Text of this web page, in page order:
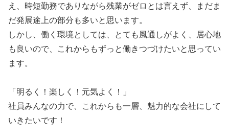
え、時短勤務でありながら残業がゼロとは言えず、まだま
だ発展途上の部分も多いと思います。
しかし、働く環境としては、とても風通しがよく、居心地
も良いので、これからもずっと働きつづけたいと思ってい
ます。
「明るく！楽しく！元気よく！」
社員みんなの力で、これからも一層、魅力的な会社にして
いきたいです！